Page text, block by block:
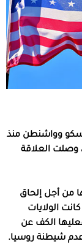
وواشنطن منذ
وصلت العلاقة
من أجل إلحاق
الولايات
الكف عن
شيطنة روسيا.